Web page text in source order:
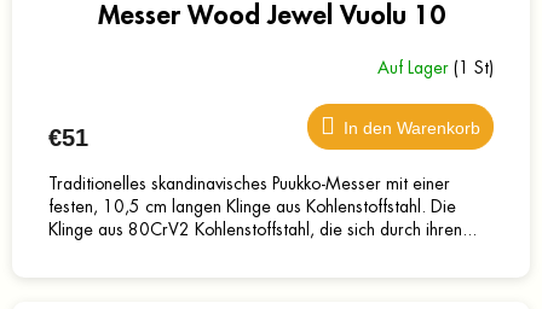
Messer Wood Jewel Vuolu 10
Auf Lager (1 St)
€51 In den Warenkorb
Traditionelles skandinavisches Puukko-Messer mit einer
festen, 10,5 cm langen Klinge aus Kohlenstoffstahl. Die
Klinge aus 80CrV2 Kohlenstoffstahl, die sich durch ihren...